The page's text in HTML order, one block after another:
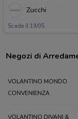
Zucchi
Scade il 19/05
Negozi di
VOLANTINO MONDO
CONVENIENZA
VOLANTINO DIVANI &